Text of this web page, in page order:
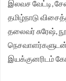
இலவச வேட்டி,
தமிழ்நாடு
தலைவர் சுரேஷ்,
நெசவாளர்களுடன்
இயக்குனரிடம்